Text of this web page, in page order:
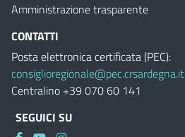
Amministrazione trasparente
CONTATTI
Posta elettronica certificata (PEC):
consiglioregionale@pec.crsardegna.it
Centralino +39 070 60 141
SEGUICI SU